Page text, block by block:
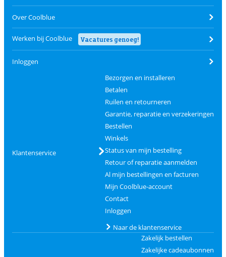
Over Coolblue
Werken bij Coolblue Vacatures genoeg!
Inloggen
Klantenservice
Bezorgen en installeren
Betalen
Ruilen en retourneren
Garantie, reparatie en verzekeringen
Bestellen
Winkels
Status van mijn bestelling
Retour of reparatie aanmelden
Al mijn bestellingen en facturen
Mijn Coolblue-account
Contact
Inloggen
Naar de klantenservice
Zakelijk bestellen
Zakelijke cadeaubonnen